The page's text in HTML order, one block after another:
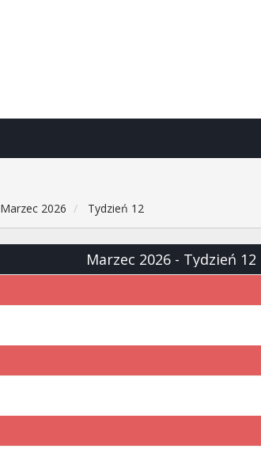
Marzec 2026 Tydzień 12
Marzec 2026- Tydzień 12